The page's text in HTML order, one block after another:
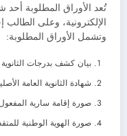
تُعد الأوراق المطلوبة
الإلكترونية، وعلى الطالب
وتشمل الأوراق المطلوبة:
بيان كشف بدرجات الثانوية
شهادة الثانوية العامة
صورة إقامة سارية
صورة الهوية الوطنية